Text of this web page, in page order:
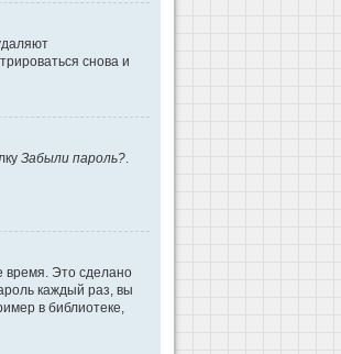
снова и
Забыли пароль?
время. Это сделано
каждый раз, вы
в библиотеке,